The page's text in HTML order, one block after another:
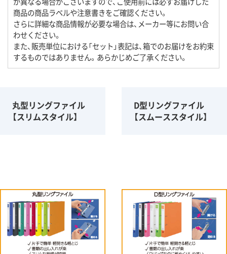
商品の商品ラベルや注意書きをご確認ください。
さらに詳細な商品情報が必要な場合は、メーカー等にお問い合
わせください。
また、販売単位における「セット」表記は、箱でのお届けをお約束
するものではありません。あらかじめご了承ください。
丸型リングファイル
【スリムスタイル】
D型リングファイル
【スムーススタイル】